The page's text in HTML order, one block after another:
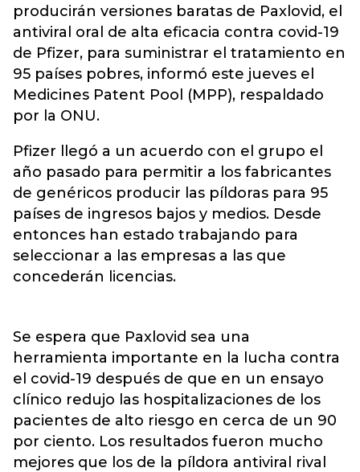
producirán versiones baratas de Paxlovid, el
antiviral oral de alta eficacia contra covid-19
de Pfizer, para suministrar el tratamiento en
95 países pobres, informó este jueves el
Medicines Patent Pool (MPP), respaldado
por la ONU.
Pfizer llegó a un acuerdo con el grupo el
año pasado para permitir a los fabricantes
de genéricos producir las píldoras para 95
países de ingresos bajos y medios. Desde
entonces han estado trabajando para
seleccionar a las empresas a las que
concederán licencias.
Se espera que Paxlovid sea una
herramienta importante en la lucha contra
el covid-19 después de que en un ensayo
clínico redujo las hospitalizaciones de los
pacientes de alto riesgo en cerca de un 90
por ciento. Los resultados fueron mucho
mejores que los de la píldora antiviral rival